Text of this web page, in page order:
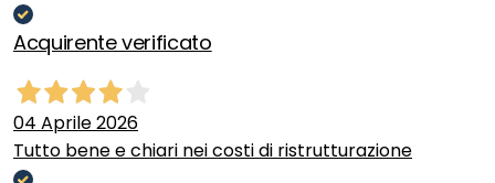
Acquirente verificato
04 Aprile 2026
Tutto bene e chiari nei costi di ristrutturazione